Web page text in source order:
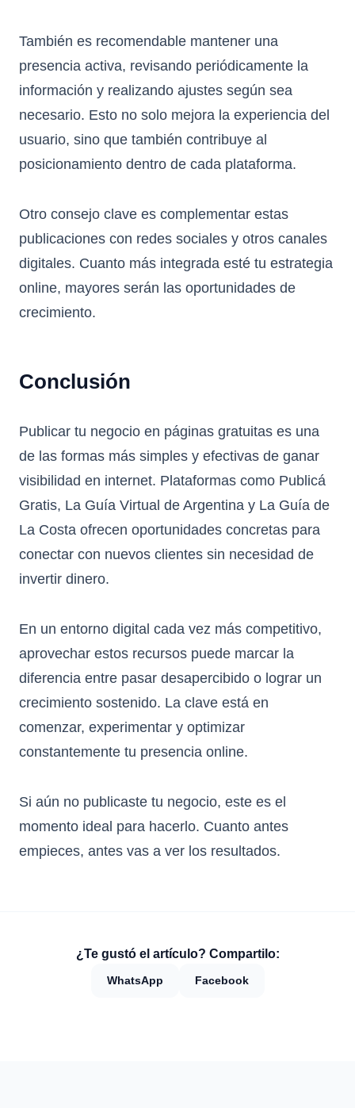
También es recomendable mantener una
presencia activa, revisando periódicamente la
información y realizando ajustes según sea
necesario. Esto no solo mejora la experiencia del
usuario, sino que también contribuye al
posicionamiento dentro de cada plataforma.
Otro consejo clave es complementar estas
publicaciones con redes sociales y otros canales
digitales. Cuanto más integrada esté tu estrategia
online, mayores serán las oportunidades de
crecimiento.
Conclusión
Publicar tu negocio en páginas gratuitas es una
de las formas más simples y efectivas de ganar
visibilidad en internet. Plataformas como Publicá
Gratis, La Guía Virtual de Argentina y La Guía de
La Costa ofrecen oportunidades concretas para
conectar con nuevos clientes sin necesidad de
invertir dinero.
En un entorno digital cada vez más competitivo,
aprovechar estos recursos puede marcar la
diferencia entre pasar desapercibido o lograr un
crecimiento sostenido. La clave está en
comenzar, experimentar y optimizar
constantemente tu presencia online.
Si aún no publicaste tu negocio, este es el
momento ideal para hacerlo. Cuanto antes
empieces, antes vas a ver los resultados.
¿Te gustó el artículo? Compartilo:
WhatsApp Facebook